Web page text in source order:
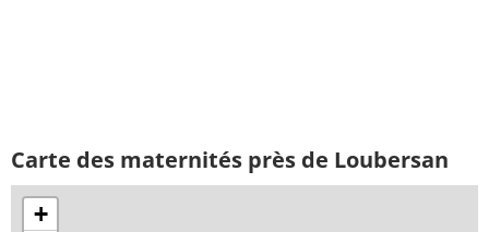
Carte des maternités près de Loubersan
+